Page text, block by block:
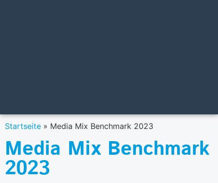
Startseite » Media Mix Benchmark 2023
Media Mix Benchmark
2023